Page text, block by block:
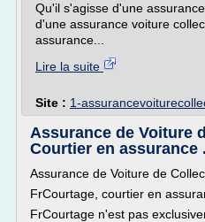
Qu'il s'agisse d'une
d'une assurance voiture
assurance...
Lire la suite
Site : 1-
Assurance de Voiture
Courtier en assurance
Assurance de Voiture de
FrCourtage, courtier en
FrCourtage n'est pas